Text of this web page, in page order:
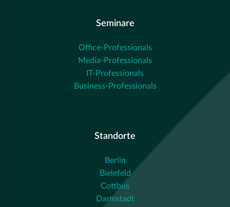
Seminare
Office-Professionals
Media-Professionals
IT-Professionals
Business-Professionals
Standorte
Berlin
Bielefeld
Cottbus
Darmstadt